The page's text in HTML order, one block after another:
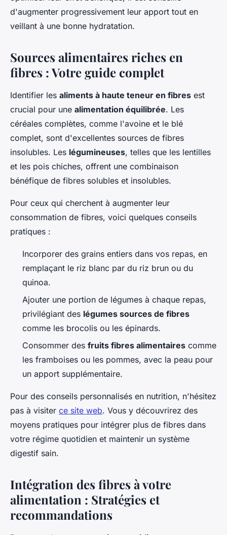
d'augmenter progressivement leur apport tout en
veillant à une bonne hydratation.
Sources alimentaires riches en
fibres : Votre guide complet
Identifier les aliments à haute teneur en fibres est
crucial pour une alimentation équilibrée. Les
céréales complètes, comme l'avoine et le blé
complet, sont d'excellentes sources de fibres
insolubles. Les légumineuses, telles que les lentilles
et les pois chiches, offrent une combinaison
bénéfique de fibres solubles et insolubles.
Pour ceux qui cherchent à augmenter leur
consommation de fibres, voici quelques conseils
pratiques :
Incorporer des grains entiers dans vos repas, en
remplaçant le riz blanc par du riz brun ou du
quinoa.
Ajouter une portion de légumes à chaque repas,
privilégiant des légumes sources de fibres
comme les brocolis ou les épinards.
Consommer des fruits fibres alimentaires comme
les framboises ou les pommes, avec la peau pour
un apport supplémentaire.
Pour des conseils personnalisés en nutrition, n'hésitez
pas à visiter ce site web. Vous y découvrirez des
moyens pratiques pour intégrer plus de fibres dans
votre régime quotidien et maintenir un système
digestif sain.
Intégration des fibres à votre
alimentation : Stratégies et
recommandations